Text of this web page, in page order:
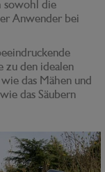
sowohl die
Anwender bei
zu den idealen
das Mähen und
das Säubern